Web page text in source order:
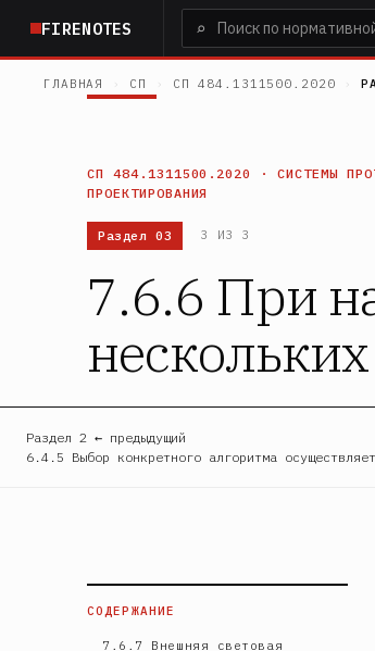
основному
содержанию
FIRENOTES ⌕
ГЛАВНАЯ СП СП 484.1311500.2020
СП 484.1311500.2020 · СИСТЕМЫ
ПРОЕКТИРОВАНИЯ
Раздел 03 3 ИЗ 3
7.6.6 При
нескольких
Раздел 2 ← предыдущий
6.4.5 Выбор конкретного алгоритма осуществляет
СОДЕРЖАНИЕ
7.6.7 Внешняя световая